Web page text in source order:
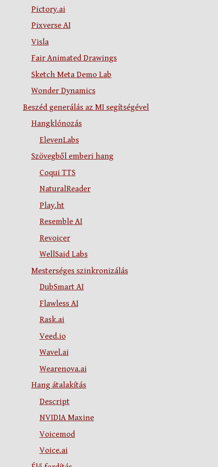
Pictory.ai
Pixverse AI
Visla
Fair Animated Drawings
Sketch Meta Demo Lab
Wonder Dynamics
Beszéd generálás az MI segítségével
Hangklónozás
ElevenLabs
Szövegből emberi hang
Coqui TTS
NaturalReader
Play.ht
Resemble AI
Revoicer
WellSaid Labs
Mesterséges szinkronizálás
DubSmart AI
Flawless AI
Rask.ai
Veed.io
Wavel.ai
Wearenova.ai
Hang átalakítás
Descript
NVIDIA Maxine
Voicemod
Voice.ai